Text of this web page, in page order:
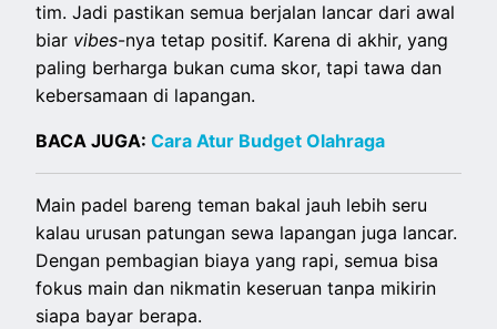
tim. Jadi pastikan semua berjalan lancar dari awal
biar vibes-nya tetap positif. Karena di akhir, yang
paling berharga bukan cuma skor, tapi tawa dan
kebersamaan di lapangan.
BACA JUGA:Cara Atur Budget Olahraga
Main padel bareng teman bakal jauh lebih seru
kalau urusan patungan sewa lapangan juga lancar.
Dengan pembagian biaya yang rapi, semua bisa
fokus main dan nikmatin keseruan tanpa mikirin
siapa bayar berapa.